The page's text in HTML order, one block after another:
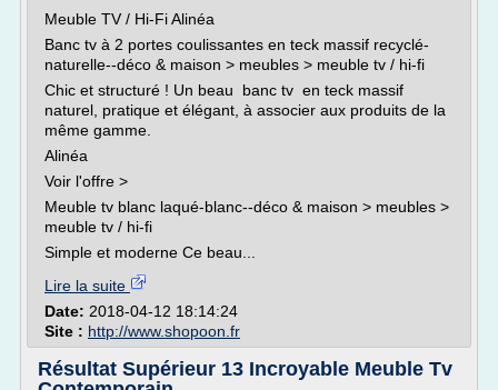
Meuble TV / Hi-Fi Alinéa
Banc tv à 2 portes coulissantes en teck massif recyclé-
naturelle--déco & maison > meubles > meuble tv / hi-fi
Chic et structuré ! Un beau banc tv en teck massif
naturel, pratique et élégant, à associer aux produits de la
même gamme.
Alinéa
Voir l'offre >
Meuble tv blanc laqué-blanc--déco & maison > meubles >
meuble tv / hi-fi
Simple et moderne Ce beau...
Lire la suite
Date: 2018-04-12 18:14:24
Site : http://www.shopoon.fr
Résultat Supérieur 13 Incroyable Meuble Tv